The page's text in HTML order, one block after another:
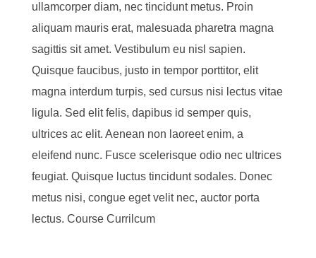
ullamcorper diam, nec tincidunt metus. Proin
aliquam mauris erat, malesuada pharetra magna
sagittis sit amet. Vestibulum eu nisl sapien.
Quisque faucibus, justo in tempor porttitor, elit
magna interdum turpis, sed cursus nisi lectus vitae
ligula. Sed elit felis, dapibus id semper quis,
ultrices ac elit. Aenean non laoreet enim, a
eleifend nunc. Fusce scelerisque odio nec ultrices
feugiat. Quisque luctus tincidunt sodales. Donec
metus nisi, congue eget velit nec, auctor porta
lectus. Course Currilcum